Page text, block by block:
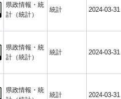
県政情報・統
計（統計）
統計 2024-03-31
県政情報・統
計（統計）
統計 2024-03-31
県政情報・統
統計 2024-03-31